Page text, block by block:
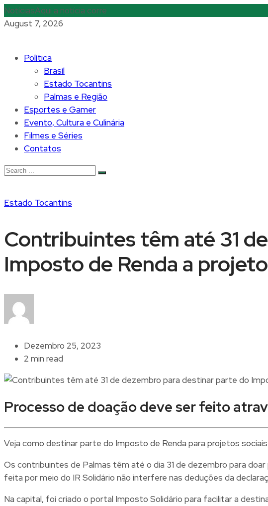
NotíciasAqui a notícia corre
August 7, 2026
Política
Brasíl
Estado Tocantins
Palmas e Região
Esportes e Gamer
Evento, Cultura e Culinária
Filmes e Séries
Contatos
Estado Tocantins
Contribuintes têm até 31
Imposto de Renda a
Dezembro 25, 2023
2 min read
Processo de doação deve ser feito
Veja como destinar parte do Imposto de Renda para projetos
Os contribuintes de Palmas têm até o dia 31 de dezembro para
feita por meio do IR Solidário não interfere nas deduções da
Na capital, foi criado o portal Imposto Solidário para facilitar a